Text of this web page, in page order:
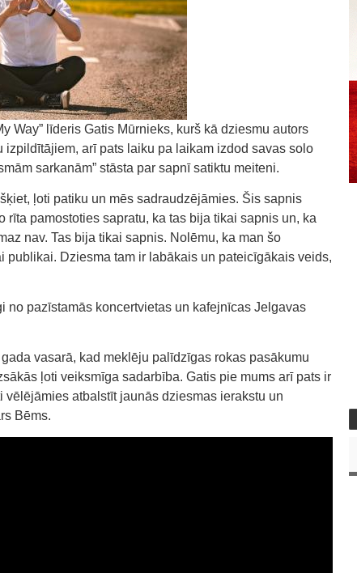
Way” līderis Gatis Mūrnieks, kurš kā dziesmu autors
arī pats laiku pa laikam izdod savas solo
sarkanām” stāsta par sapnī satiktu meiteni.
ļoti patiku un mēs sadraudzējāmies. Šis sapnis
pamostoties sapratu, ka tas bija tikai sapnis un, ka
nav. Tas bija tikai sapnis. Nolēmu, ka man šo
publikai. Dziesma tam ir labākais un pateicīgākais veids,
no pazīstamās koncertvietas un kafejnīcas Jelgavas
vasarā, kad meklēju palīdzīgas rokas pasākumu
ļoti veiksmīga sadarbība. Gatis pie mums arī pats ir
atbalstīt jaunās dziesmas ierakstu un
Bēms.